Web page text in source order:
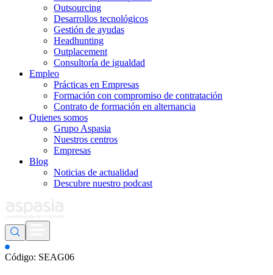
Outsourcing
Desarrollos tecnológicos
Gestión de ayudas
Headhunting
Outplacement
Consultoría de igualdad
Empleo
Prácticas en Empresas
Formación con compromiso de contratación
Contrato de formación en alternancia
Quienes somos
Grupo Aspasia
Nuestros centros
Empresas
Blog
Noticias de actualidad
Descubre nuestro podcast
Código: SEAG06